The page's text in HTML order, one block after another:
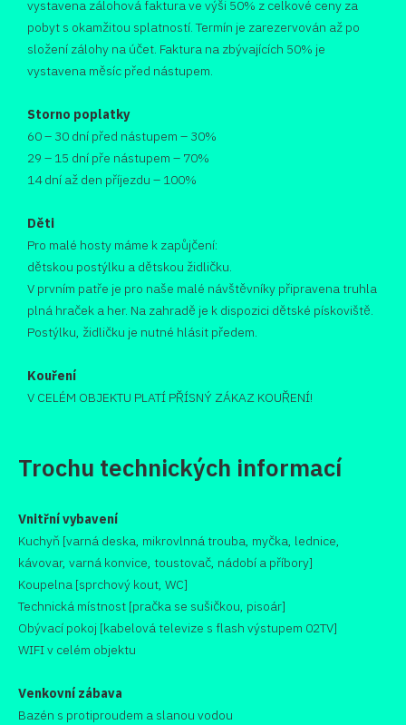
vystavena zálohová faktura ve výši 50% z celkové ceny za
pobyt s okamžitou splatností. Termín je zarezervován až po
složení zálohy na účet. Faktura na zbývajících 50% je
vystavena měsíc před nástupem.
Storno poplatky
60 – 30 dní před nástupem – 30%
29 – 15 dní pře nástupem – 70%
14 dní až den příjezdu – 100%
Děti
Pro malé hosty máme k zapůjčení:
dětskou postýlku a dětskou židličku.
V prvním patře je pro naše malé návštěvníky připravena truhla
plná hraček a her. Na zahradě je k dispozici dětské pískoviště.
Postýlku, židličku je nutné hlásit předem.
Kouření
V CELÉM OBJEKTU PLATÍ PŘÍSNÝ ZÁKAZ KOUŘENÍ!
Trochu technických informací
Vnitřní vybavení
Kuchyň [varná deska, mikrovlnná trouba, myčka, lednice,
kávovar, varná konvice, toustovač, nádobí a příbory]
Koupelna [sprchový kout, WC]
Technická místnost [pračka se sušičkou, pisoár]
Obývací pokoj [kabelová televize s flash výstupem 02TV]
WIFI v celém objektu
Venkovní zábava
Bazén s protiproudem a slanou vodou